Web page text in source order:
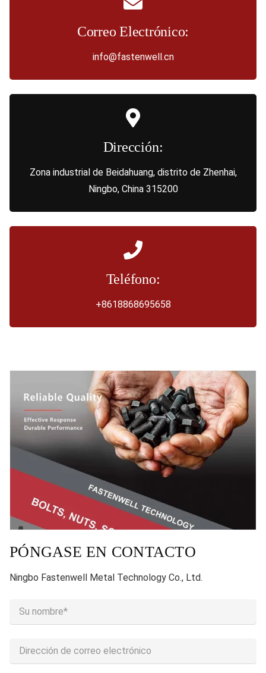
Correo Electrónico:
info@fastenwell.cn
Dirección:
Zona industrial de Beidahuang, distrito de Zhenhai,
Ningbo, China 315200
Teléfono:
+8618868695658
PÓNGASE EN CONTACTO
Ningbo Fastenwell Metal Technology Co., Ltd.